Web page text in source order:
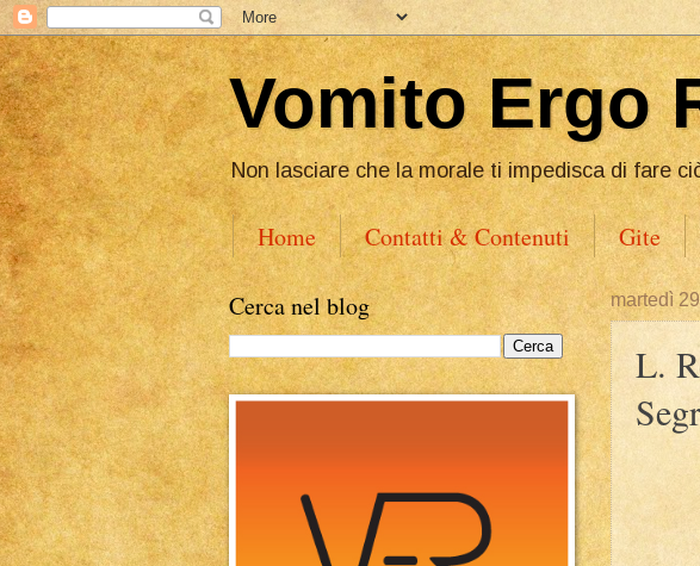
Vomito Ergo
Non lasciare che la morale ti impedisca di fare
Home Contatti & Contenuti Gite
martedì
L.
Cerca nel blog